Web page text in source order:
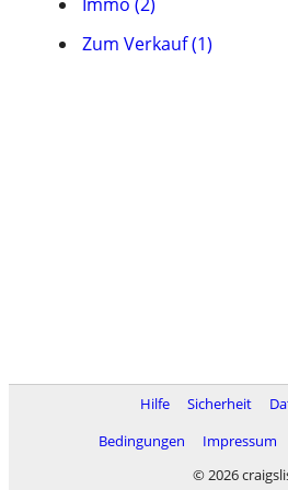
Zum Verkauf (1)
Hilfe Sicherheit
Bedingungen
Impressum
© 2026